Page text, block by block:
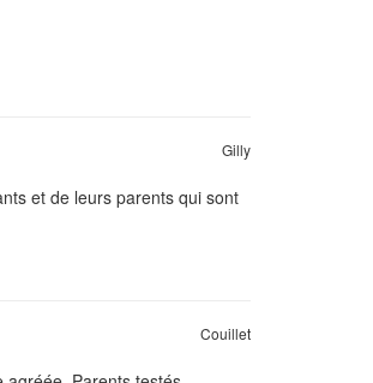
Gilly
et de leurs parents qui sont
Couillet